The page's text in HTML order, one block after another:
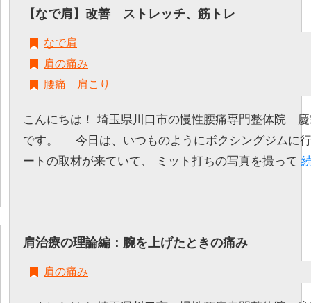
【なで肩】改善 ストレッチ、筋トレ
なで肩
肩の痛み
腰痛 肩こり
こんにちは！ 埼玉県川口市の慢性腰痛専門整体院
です。 今日は、いつものようにボクシングジムに
ートの取材が来ていて、 ミット打ちの写真を撮って
肩治療の理論編：腕を上げたときの痛み
肩の痛み